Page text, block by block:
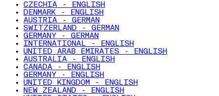
CZECHIA - ENGLISH
DENMARK - ENGLISH
AUSTRIA - GERMAN
SWITZERLAND - GERMAN
GERMANY - GERMAN
INTERNATIONAL - ENGLISH
UNITED ARAB EMIRATES - ENGLISH
AUSTRALIA - ENGLISH
CANADA - ENGLISH
GERMANY - ENGLISH
UNITED KINGDOM - ENGLISH
NEW ZEALAND - ENGLISH